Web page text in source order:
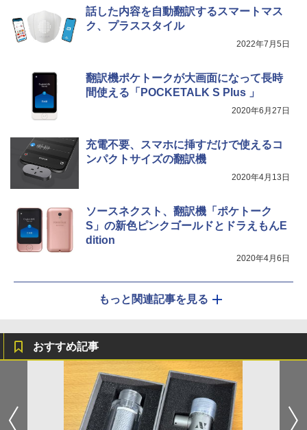
話した内容を自動翻訳するスマートマス
ク、プラススタイル
2022年7月5日
翻訳機ポケトークが大画面になって長時
間使える「POCKETALK S Plus 」
2020年6月27日
充電不要、スマホに挿すだけで使えるコ
ンパクトサイズの翻訳機
2020年4月13日
ソースネクスト、翻訳機「ポケトーク
S」の新色ピンクゴールドとドラえもんE
dition
2020年4月6日
もっと関連記事を見る
おすすめ記事